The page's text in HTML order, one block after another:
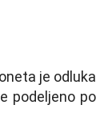
je odluka
podeljeno po